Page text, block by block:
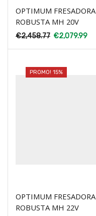
OPTIMUM FRESADORA
ROBUSTA MH 20V
€2,458.77 €2,079.99
PROMO! 15%
OPTIMUM FRESADORA
ROBUSTA MH 22V